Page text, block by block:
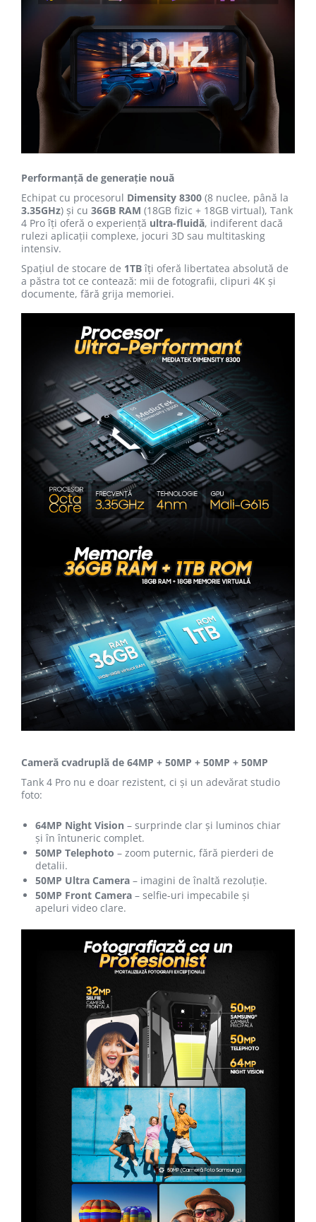
Performanță de generație nouă
Echipat cu procesorul Dimensity 8300 (8 nuclee, până la
3.35GHz) și cu 36GB RAM (18GB fizic + 18GB virtual), Tank
4 Pro îți oferă o experiență ultra-fluidă, indiferent dacă
rulezi aplicații complexe, jocuri 3D sau multitasking
intensiv.
Spațiul de stocare de 1TBîți oferă libertatea absolută de
a păstra tot ce contează: mii de fotografii, clipuri 4K și
documente, fără grija memoriei.
Cameră cvadruplă de 64MP + 50MP + 50MP + 50MP
Tank 4 Pro nu e doar rezistent, ci și un adevărat studio
foto:
64MP Night Vision – surprinde clar și luminos chiar
și în întuneric complet.
50MP Telephoto – zoom puternic, fără pierderi de
detalii.
50MP Ultra Camera – imagini de înaltă rezoluție.
50MP Front Camera – selfie-uri impecabile și
apeluri video clare.